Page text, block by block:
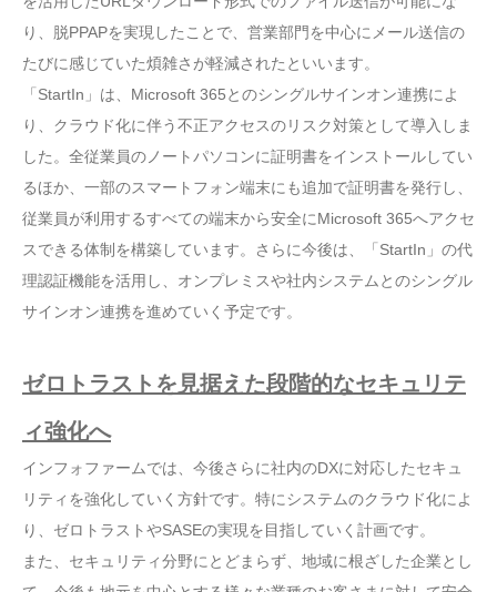
り、脱PPAPを実現したことで、営業部門を中心にメール送信の
たびに感じていた煩雑さが軽減されたといいます。
「StartIn」は、Microsoft 365とのシングルサインオン連携によ
り、クラウド化に伴う不正アクセスのリスク対策として導入しま
した。全従業員のノートパソコンに証明書をインストールしてい
るほか、一部のスマートフォン端末にも追加で証明書を発行し、
従業員が利用するすべての端末から安全にMicrosoft 365へアクセ
スできる体制を構築しています。さらに今後は、「StartIn」の代
理認証機能を活用し、オンプレミスや社内システムとのシングル
サインオン連携を進めていく予定です。
ゼロトラストを見据えた段階的なセキュリテ
ィ強化へ
インフォファームでは、今後さらに社内のDXに対応したセキュ
リティを強化していく方針です。特にシステムのクラウド化によ
り、ゼロトラストやSASEの実現を目指していく計画です。
また、セキュリティ分野にとどまらず、地域に根ざした企業とし